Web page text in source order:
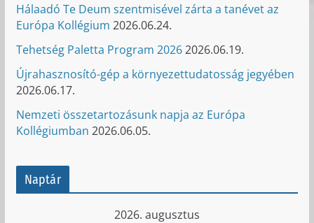
Hálaadó Te Deum szentmisével zárta a tanévet az
Európa Kollégium 2026.06.24.
Tehetség Paletta Program 20262026.06.19.
Újrahasznosító-gép a környezettudatosság jegyében
2026.06.17.
Nemzeti összetartozásunk napja az Európa
Kollégiumban 2026.06.05.
Naptár
2026. augusztus